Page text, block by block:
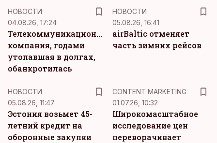
НОВОСТИ
04.08.26, 17:24
Телекоммуникационная
компания, годами
утопавшая в долгах,
обанкротилась
НОВОСТИ
05.08.26, 16:41
airBaltic отменяет
часть зимних рейсов
НОВОСТИ
05.08.26, 11:47
Эстония возьмет 45-
летний кредит на
оборонные закупки
CONTENT MARKETING
01.07.26, 10:32
Широкомасштабное
исследование цен
переворачивает